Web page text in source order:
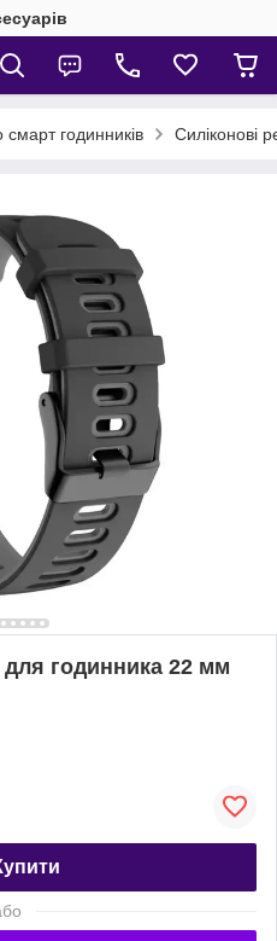
годинників Силіконові
для годинника 22 мм